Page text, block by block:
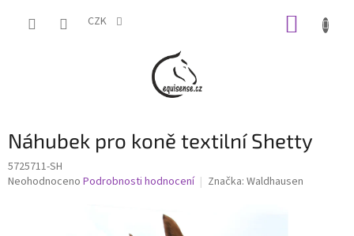
CZK
Náhubek pro koně textilní Shetty
5725711-SH
Průměrné
Neohodnoceno Podrobnosti hodnocení Značka: Waldhausen